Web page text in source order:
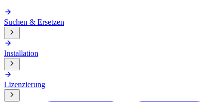
Suchen & Ersetzen
Installation
Lizenzierung